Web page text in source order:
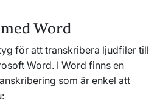
Word
för att transkribera ljudfiler till
Word. I Word finns en
som är enkel att